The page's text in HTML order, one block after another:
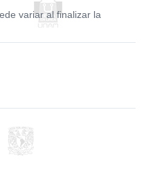
variar al finalizar la